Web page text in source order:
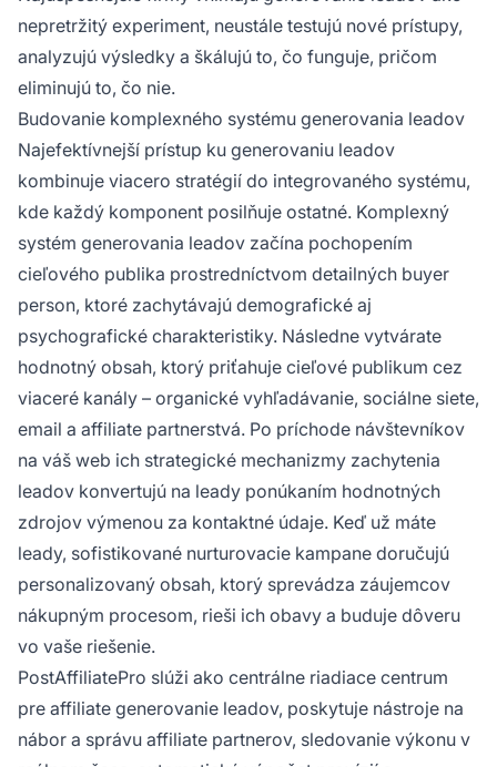
nepretržitý experiment, neustále testujú nové prístupy,
analyzujú výsledky a škálujú to, čo funguje, pričom
eliminujú to, čo nie.
Budovanie komplexného systému generovania leadov
Najefektívnejší prístup ku generovaniu leadov
kombinuje viacero stratégií do integrovaného systému,
kde každý komponent posilňuje ostatné. Komplexný
systém generovania leadov začína pochopením
cieľového publika prostredníctvom detailných buyer
person, ktoré zachytávajú demografické aj
psychografické charakteristiky. Následne vytvárate
hodnotný obsah, ktorý priťahuje cieľové publikum cez
viaceré kanály – organické vyhľadávanie, sociálne siete,
email a affiliate partnerstvá. Po príchode návštevníkov
na váš web ich strategické mechanizmy zachytenia
leadov konvertujú na leady ponúkaním hodnotných
zdrojov výmenou za kontaktné údaje. Keď už máte
leady, sofistikované nurturovacie kampane doručujú
personalizovaný obsah, ktorý sprevádza záujemcov
nákupným procesom, rieši ich obavy a buduje dôveru
vo vaše riešenie.
PostAffiliatePro slúži ako centrálne riadiace centrum
pre affiliate generovanie leadov, poskytuje nástroje na
nábor a správu affiliate partnerov, sledovanie výkonu v